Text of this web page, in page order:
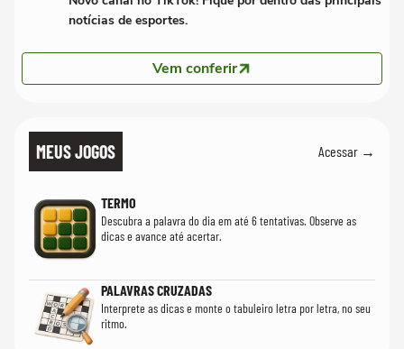
notícias de esportes.
Vem conferir
MEUS JOGOS Acessar →
TERMO
Descubra a palavra do dia em até 6 tentativas. Observe as
dicas e avance até acertar.
PALAVRAS CRUZADAS
Interprete as dicas e monte o tabuleiro letra por letra, no seu
ritmo.